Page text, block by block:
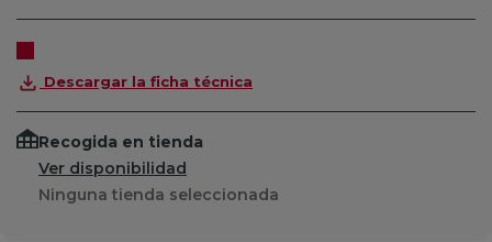
Descargar la ficha técnica
Recogida en tienda
Ver disponibilidad
Ninguna tienda seleccionada